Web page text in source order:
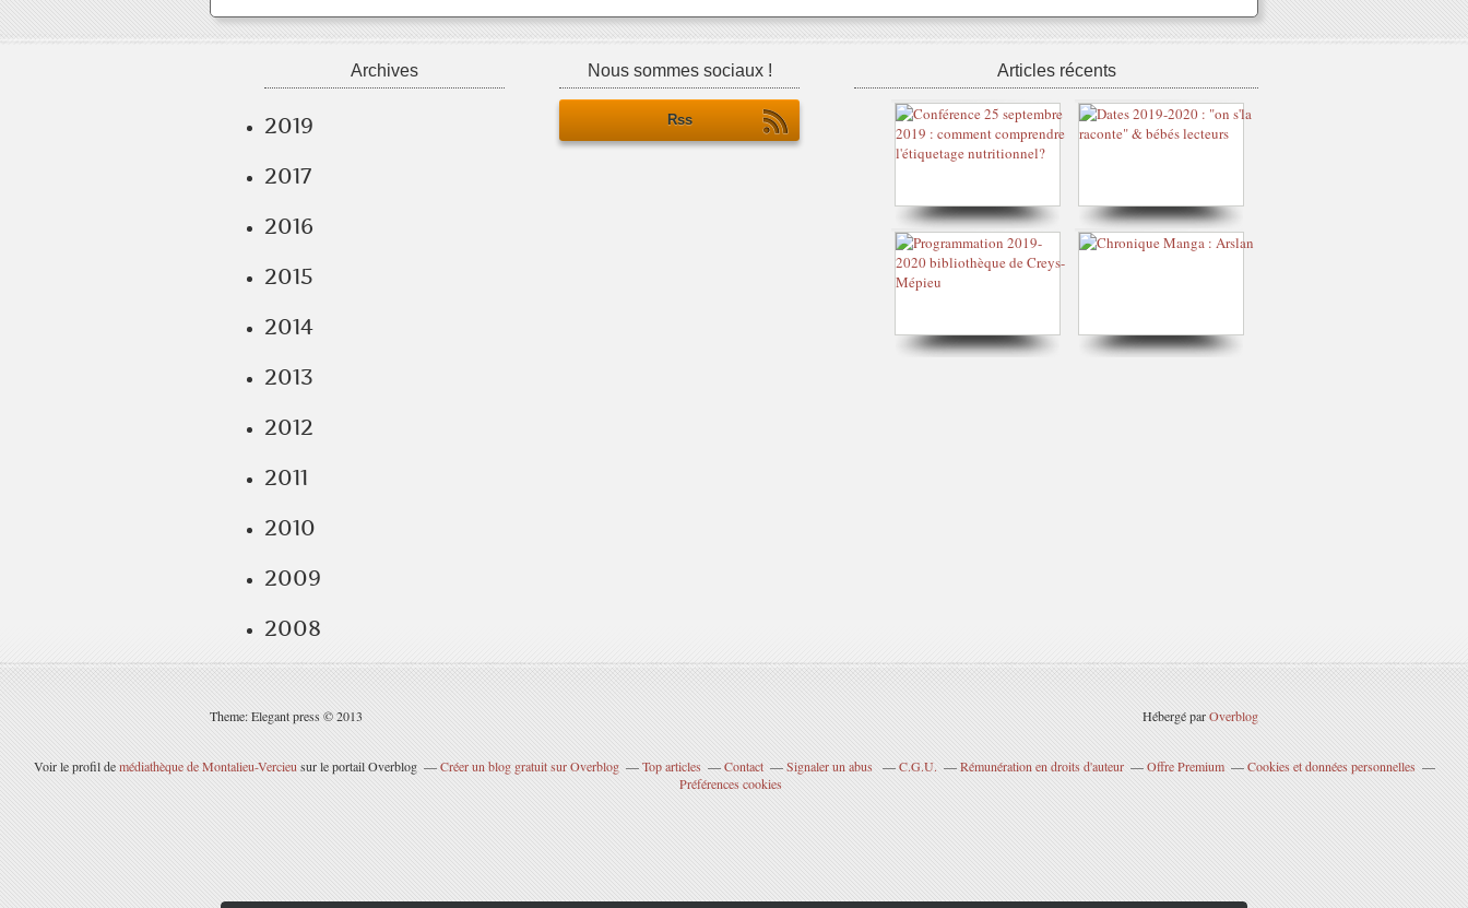
Archives
2019
2017
2016
2015
2014
2013
2012
2011
2010
2009
2008
Nous sommes sociaux !
Rss
Articles récents
Theme: Elegant press © 2013 Hébergé parOverblog
Voir le profil demédiathèque de Montalieu-Vercieu sur le portail Overblog Créer un blog gratuit sur Overblog Top articles Contact Signaler un abus C.G.U. Rémunération en droits d'auteur Offre Premium
Cookies et données personnelles
Préférences cookies